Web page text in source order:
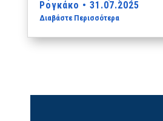
Ρογκάκο • 31.07.2025
Διαβάστε Περισσότερα